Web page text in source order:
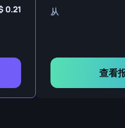
0.21
从
查看